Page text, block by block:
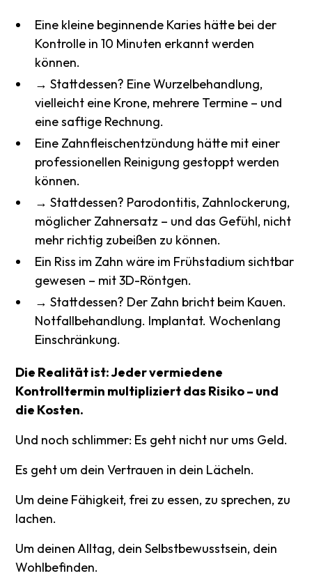
Eine kleine beginnende Karies hätte bei der
Kontrolle in 10 Minuten erkannt werden
können.
→ Stattdessen? Eine Wurzelbehandlung,
vielleicht eine Krone, mehrere Termine – und
eine saftige Rechnung.
Eine Zahnfleischentzündung hätte mit einer
professionellen Reinigung gestoppt werden
können.
→ Stattdessen? Parodontitis, Zahnlockerung,
möglicher Zahnersatz – und das Gefühl, nicht
mehr richtig zubeißen zu können.
Ein Riss im Zahn wäre im Frühstadium sichtbar
gewesen – mit 3D-Röntgen.
→ Stattdessen? Der Zahn bricht beim Kauen.
Notfallbehandlung. Implantat. Wochenlang
Einschränkung.
Die Realität ist: Jeder vermiedene
Kontrolltermin multipliziert das Risiko – und
die Kosten.
Und noch schlimmer: Es geht nicht nur ums Geld.
Es geht um dein Vertrauen in dein Lächeln.
Um deine Fähigkeit, frei zu essen, zu sprechen, zu
lachen.
Um deinen Alltag, dein Selbstbewusstsein, dein
Wohlbefinden.